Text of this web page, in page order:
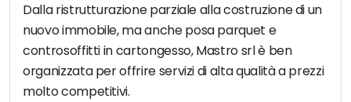
Dalla ristrutturazione parziale alla costruzione di un
nuovo immobile, ma anche posa parquet e
controsoffitti in cartongesso, Mastro srl è ben
organizzata per offrire servizi di alta qualità a prezzi
molto competitivi.